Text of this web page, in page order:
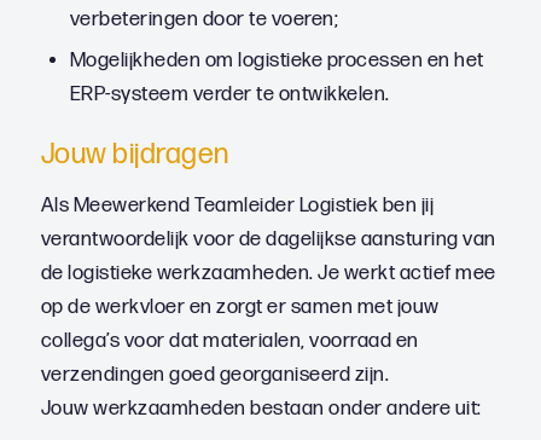
verbeteringen door te voeren;
Mogelijkheden om logistieke processen en het
ERP-systeem verder te ontwikkelen.
Jouw bijdragen
Als Meewerkend Teamleider Logistiek ben jij
verantwoordelijk voor de dagelijkse aansturing van
de logistieke werkzaamheden. Je werkt actief mee
op de werkvloer en zorgt er samen met jouw
collega’s voor dat materialen, voorraad en
verzendingen goed georganiseerd zijn.
Jouw werkzaamheden bestaan onder andere uit: